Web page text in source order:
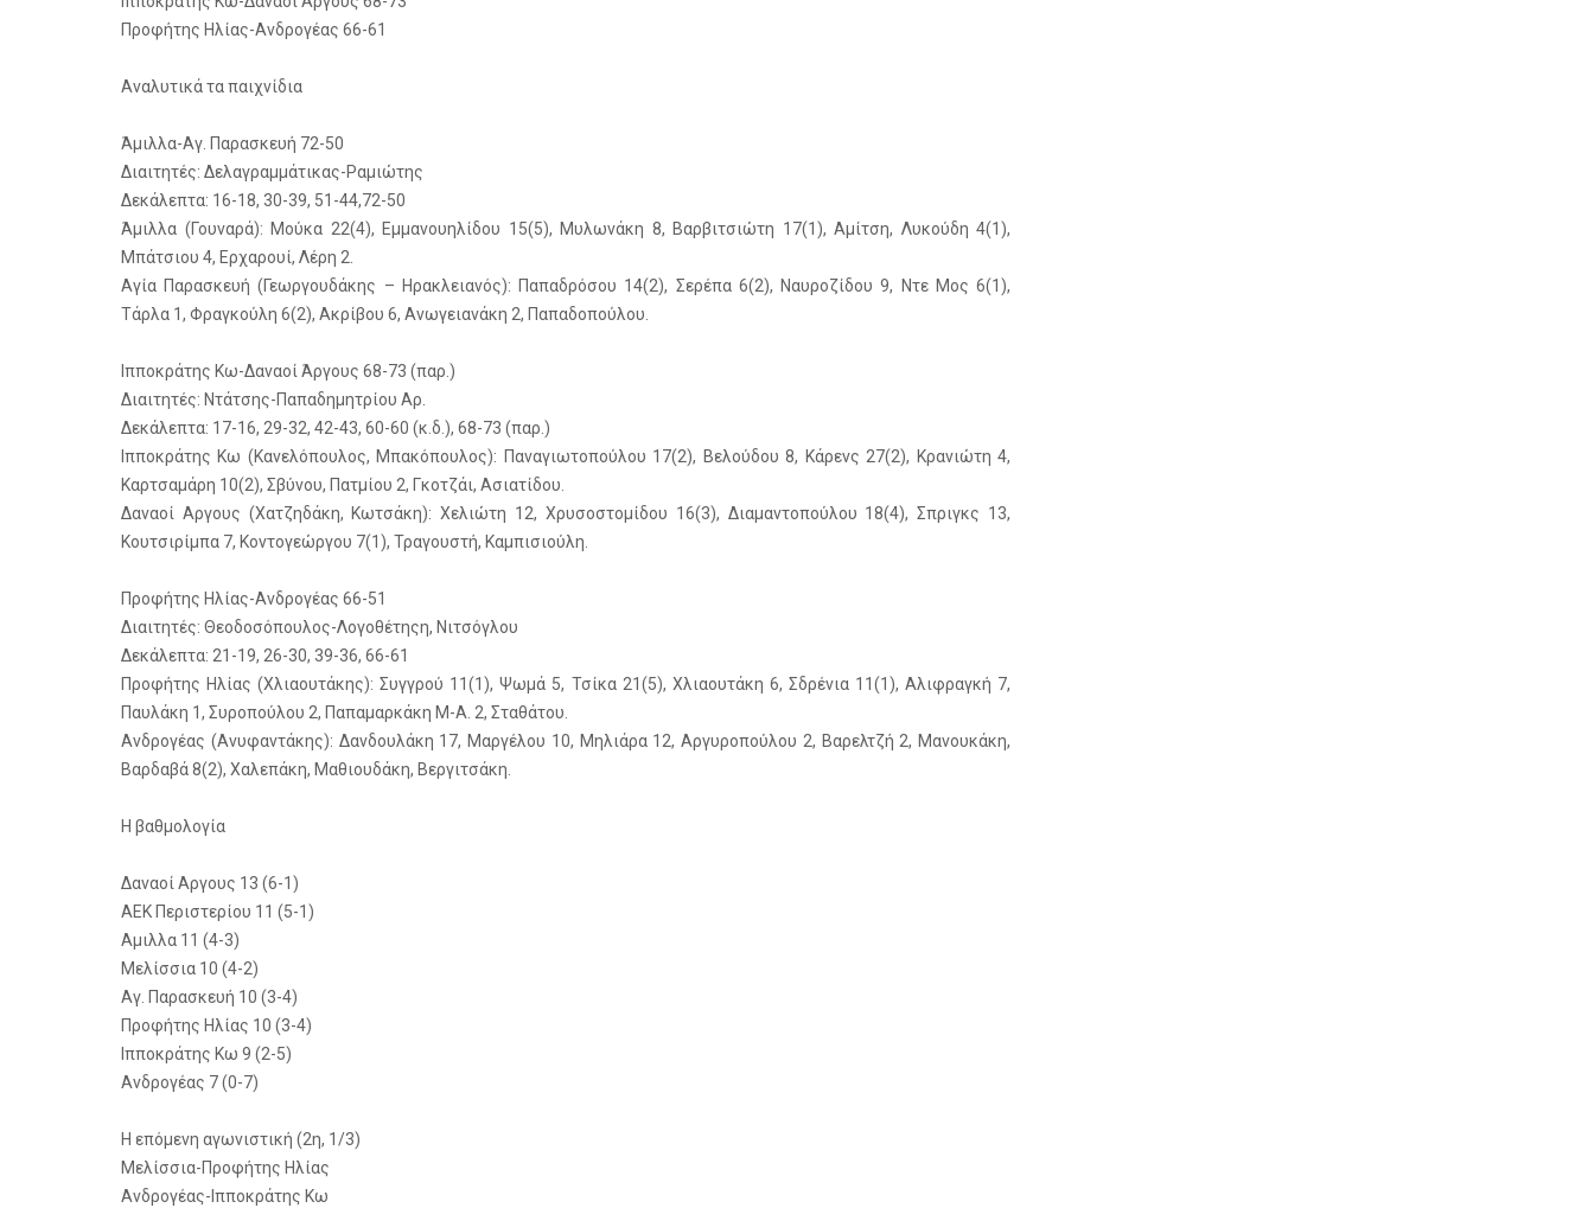
Προφήτης Ηλίας-Ανδρογέας 66-61
Αναλυτικά τα παιχνίδια
Άμιλλα-Αγ. Παρασκευή 72-50
Διαιτητές: Δελαγραμμάτικας-Ραμιώτης
Δεκάλεπτα: 16-18, 30-39, 51-44,72-50
Άμιλλα (Γουναρά): Μούκα 22(4), Εμμανουηλίδου 15(5), Μυλωνάκη 8, Βαρβιτσιώτη 17(1), Αμίτση, Λυκούδη 4(1),
Μπάτσιου 4, Ερχαρουί, Λέρη 2.
Αγία Παρασκευή (Γεωργουδάκης – Ηρακλειανός): Παπαδρόσου 14(2), Σερέπα 6(2), Ναυροζίδου 9, Ντε Μος 6(1),
Τάρλα 1, Φραγκούλη 6(2), Ακρίβου 6, Ανωγειανάκη 2, Παπαδοπούλου.
Ιπποκράτης Κω-Δαναοί Άργους 68-73 (παρ.)
Διαιτητές: Ντάτσης-Παπαδημητρίου Αρ.
Δεκάλεπτα: 17-16, 29-32, 42-43, 60-60 (κ.δ.), 68-73 (παρ.)
Ιπποκράτης Κω (Κανελόπουλος, Μπακόπουλος): Παναγιωτοπούλου 17(2), Βελούδου 8, Κάρενς 27(2), Κρανιώτη 4,
Καρτσαμάρη 10(2), Σβύνου, Πατμίου 2, Γκοτζάι, Ασιατίδου.
Δαναοί Αργους (Χατζηδάκη, Κωτσάκη): Χελιώτη 12, Χρυσοστομίδου 16(3), Διαμαντοπούλου 18(4), Σπριγκς 13,
Κουτσιρίμπα 7, Κοντογεώργου 7(1), Τραγουστή, Καμπισιούλη.
Προφήτης Ηλίας-Ανδρογέας 66-51
Διαιτητές: Θεοδοσόπουλος-Λογοθέτηςη, Νιτσόγλου
Δεκάλεπτα: 21-19, 26-30, 39-36, 66-61
Προφήτης Ηλίας (Χλιαουτάκης): Συγγρού 11(1), Ψωμά 5, Τσίκα 21(5), Χλιαουτάκη 6, Σδρένια 11(1), Αλιφραγκή 7,
Παυλάκη 1, Συροπούλου 2, Παπαμαρκάκη Μ-Α. 2, Σταθάτου.
Ανδρογέας (Ανυφαντάκης): Δανδουλάκη 17, Μαργέλου 10, Μηλιάρα 12, Αργυροπούλου 2, Βαρελτζή 2, Μανουκάκη,
Βαρδαβά 8(2), Χαλεπάκη, Μαθιουδάκη, Βεργιτσάκη.
Η βαθμολογία
Δαναοί Αργους 13 (6-1)
ΑΕΚ Περιστερίου 11 (5-1)
Αμιλλα 11 (4-3)
Μελίσσια 10 (4-2)
Αγ. Παρασκευή 10 (3-4)
Προφήτης Ηλίας 10 (3-4)
Ιπποκράτης Κω 9 (2-5)
Ανδρογέας 7 (0-7)
Η επόμενη αγωνιστική (2η, 1/3)
Μελίσσια-Προφήτης Ηλίας
Ανδρογέας-Ιπποκράτης Κω